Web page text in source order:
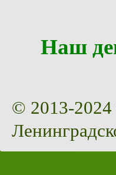
Наш
© 2013-2024